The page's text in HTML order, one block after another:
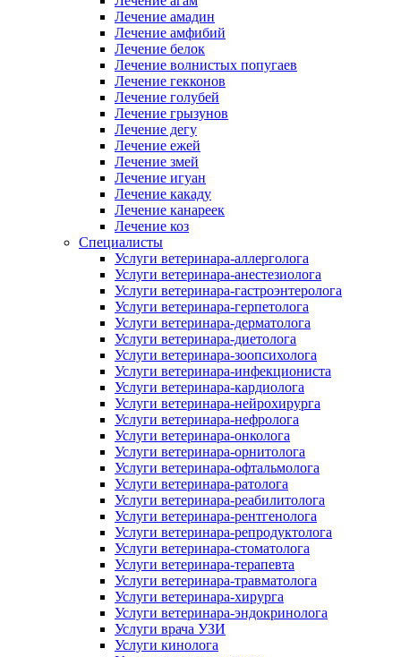
Лечение амадин
Лечение амфибий
Лечение белок
Лечение волнистых попугаев
Лечение гекконов
Лечение голубей
Лечение грызунов
Лечение дегу
Лечение ежей
Лечение змей
Лечение игуан
Лечение какаду
Лечение канареек
Лечение коз
Специалисты
Услуги ветеринара-аллерголога
Услуги ветеринара-анестезиолога
Услуги ветеринара-гастроэнтеролога
Услуги ветеринара-герпетолога
Услуги ветеринара-дерматолога
Услуги ветеринара-диетолога
Услуги ветеринара-зоопсихолога
Услуги ветеринара-инфекциониста
Услуги ветеринара-кардиолога
Услуги ветеринара-нейрохирурга
Услуги ветеринара-нефролога
Услуги ветеринара-онколога
Услуги ветеринара-орнитолога
Услуги ветеринара-офтальмолога
Услуги ветеринара-ратолога
Услуги ветеринара-реабилитолога
Услуги ветеринара-рентгенолога
Услуги ветеринара-репродуктолога
Услуги ветеринара-стоматолога
Услуги ветеринара-терапевта
Услуги ветеринара-травматолога
Услуги ветеринара-хирурга
Услуги ветеринара-эндокринолога
Услуги врача УЗИ
Услуги кинолога